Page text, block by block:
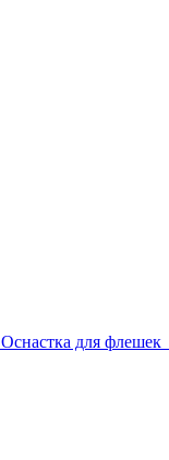
Оснастка для флешек